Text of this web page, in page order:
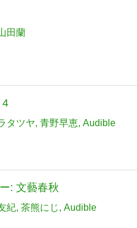
田蘭
4
タツヤ 青野早恵 Audible
: 文藝春秋
紀 茶熊にじ Audible